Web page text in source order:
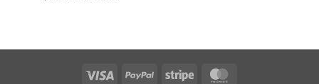
Visa PayPal Stripe